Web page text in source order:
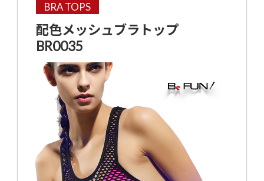
BRA TOPS
配色メッシュブラトップ
BR0035